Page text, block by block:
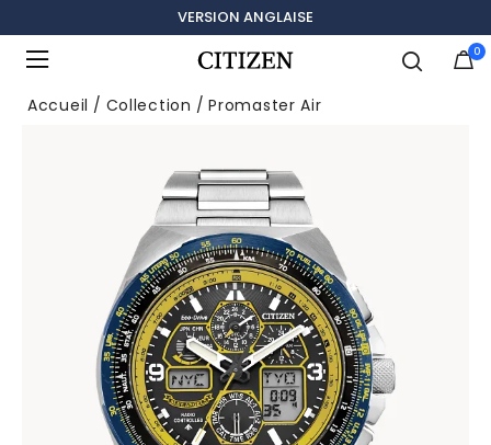
VERSION ANGLAISE
0
Accueil Collection Promaster Air